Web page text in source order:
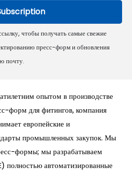
чтобы получать самые свежие
пресс-форм и обновления
почту.
опытом в производстве
форм для фитингов, компания
европейские и
промышленных закупок. Мы
формы; мы разрабатываем
полностью автоматизированные